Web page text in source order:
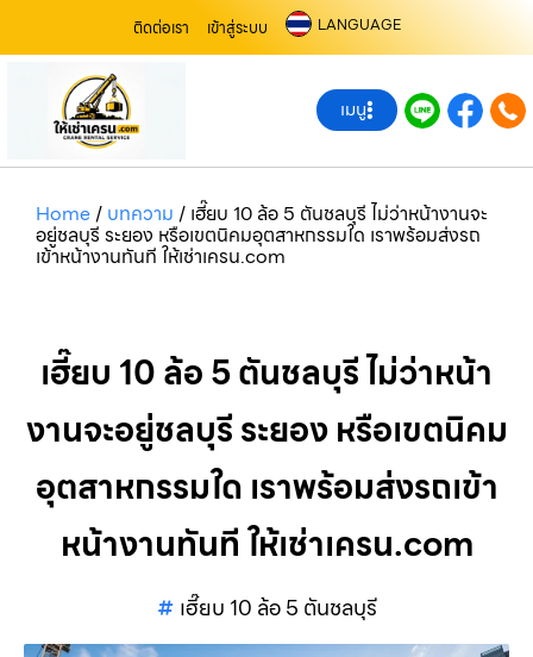
ติดต่อเรา เข้าสู่ระบบ LANGUAGE
เมนู
Home/ บทความ / เฮี๊ยบ 10 ล้อ 5 ตันชลบุรี ไม่ว่าหน้างานจะ
อยู่ชลบุรี ระยอง หรือเขตนิคมอุตสาหกรรมใด เราพร้อมส่งรถ
เข้าหน้างานทันที ให้เช่าเครน.com
เฮี๊ยบ 10 ล้อ 5 ตันชลบุรี ไม่ว่าหน้า
งานจะอยู่ชลบุรี ระยอง หรือเขตนิคม
อุตสาหกรรมใด เราพร้อมส่งรถเข้า
หน้างานทันที ให้เช่าเครน.com
เฮี๊ยบ 10 ล้อ 5 ตันชลบุรี